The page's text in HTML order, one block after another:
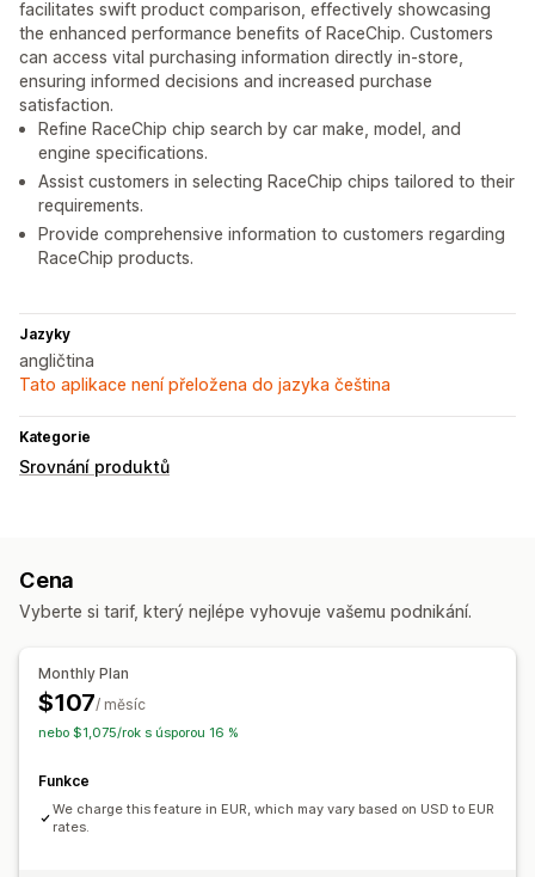
facilitates swift product comparison, effectively showcasing
the enhanced performance benefits of RaceChip. Customers
can access vital purchasing information directly in-store,
ensuring informed decisions and increased purchase
satisfaction.
Refine RaceChip chip search by car make, model, and
engine specifications.
Assist customers in selecting RaceChip chips tailored to their
requirements.
Provide comprehensive information to customers regarding
RaceChip products.
Jazyky
angličtina
Tato aplikace není přeložena do jazyka čeština
Kategorie
Srovnání produktů
Cena
Vyberte si tarif, který nejlépe vyhovuje vašemu podnikání.
Monthly Plan
$107/ měsíc
nebo $1,075/rok s úsporou 16 %
Funkce
We charge this feature in EUR, which may vary based on USD to EUR
rates.